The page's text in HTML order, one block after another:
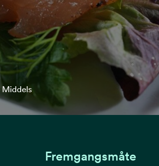
Middels
Fremgangsmåte